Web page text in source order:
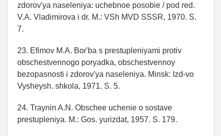
zdorov'ya naseleniya: uchebnoe posobie / pod red.
V.A. Vladimirova i dr. M.: VSh MVD SSSR, 1970. S.
7.
23. Efimov M.A. Bor'ba s prestupleniyami protiv
obschestvennogo poryadka, obschestvennoy
bezopasnosti i zdorov'ya naseleniya. Minsk: Izd-vo
Vysheysh. shkola, 1971. S. 5.
24. Traynin A.N. Obschee uchenie o sostave
prestupleniya. M.: Gos. yurizdat, 1957. S. 179.